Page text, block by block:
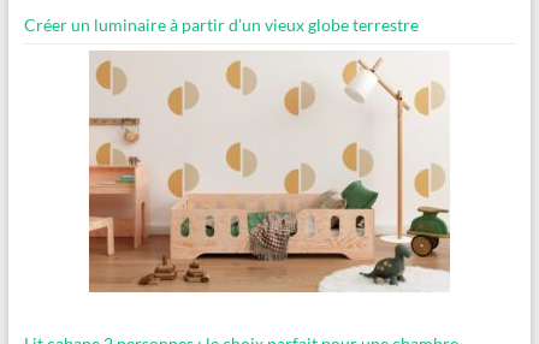
Créer un luminaire à partir d’un vieux globe terrestre